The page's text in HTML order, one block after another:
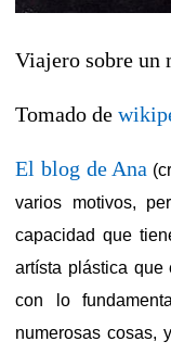
Viajero sobre un
Tomado de
El blog de Ana
varios motivos,
capacidad que
artísta plástica que
con lo
numerosas cosas,